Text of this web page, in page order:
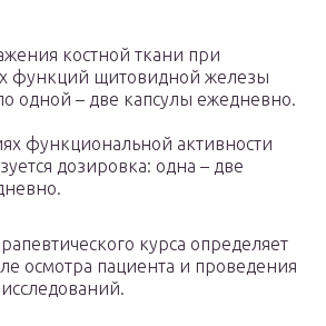
костной ткани при
функций щитовидной железы
одной – две капсулы ежедневно.
функциональной активности
дозировка: одна – две
курса определяет
осмотра пациента и проведения